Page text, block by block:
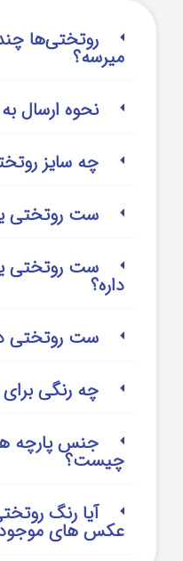
روتختی‌‌ها
میرسه؟
نحوه ارسال
چه سایز
ست روتختی
ست روتختی
داره؟
ست روتختی
چه رنگی
جنس پارچه
چیست؟
آیا رنگ
عکس های